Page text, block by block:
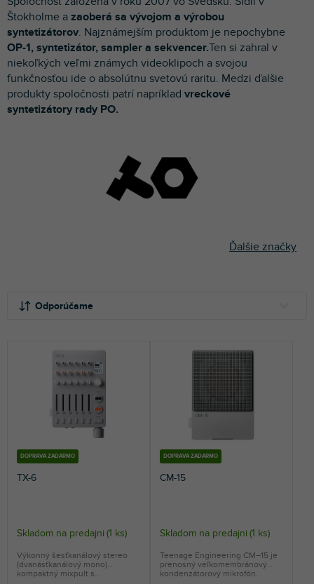
Štokholme a zaoberá sa vývojom a výrobou
syntetizátorov. Najznámejším produktom je nepochybne
OP-1, syntetizátor, sampler a sekvencer.Ten si zahral v
niekoľkých veľmi známych videoklipoch a svojou
funkčnosťou ide o absolútnu svetovú raritu. Medzi ďalšie
produkty spoločnosti patrí napríklad vreckové
syntetizátory rady PO.
Ďalšie značky
Odporúčame
NAJDRAHŠIE
NAJPREDÁVANEJŠIE
ABECEDNE
p
r
o
d
u
k
t
o
DOPRAVA ZADARMO
TX-6
Skladom na predajni (1 ks)
Výkonný šesťkanálový stereo
(dvanásťkanálový mono)
kompaktný mixpult s...
DOPRAVA ZADARMO
CM-15
Skladom na predajni (1 ks)
Teenage Engineering CM–15 je
prenosný veľkomembránový
kondenzátorový mikrofón.